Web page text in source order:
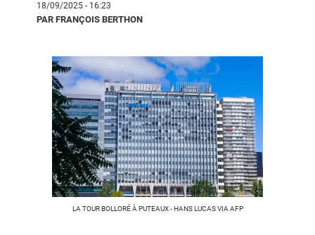
18/09/2025 - 16:23
PAR FRANÇOIS BERTHON
LA TOUR BOLLORÉ À PUTEAUX - HANS LUCAS VIA AFP